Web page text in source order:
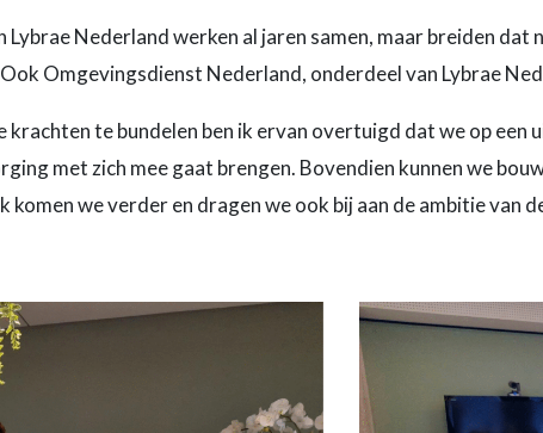
Nederland werken al jaren samen, maar breiden
Omgevingsdienst Nederland, onderdeel van Lybrae
krachten te bundelen ben ik ervan overtuigd dat we op een
met zich mee gaat brengen. Bovendien kunnen we
komen we verder en dragen we ook bij aan de ambitie van